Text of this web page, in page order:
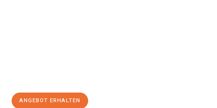
ANGEBOT ERHALTEN